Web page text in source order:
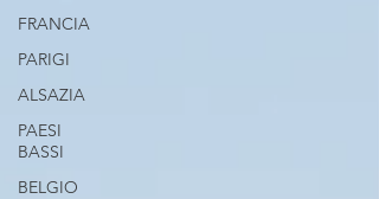
FRANCIA
PARIGI
ALSAZIA
PAESI
BASSI
BELGIO